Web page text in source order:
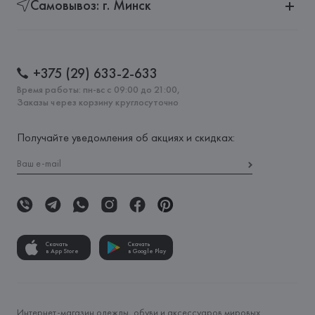
Самовывоз: г. Минск
+375 (29) 633-2-633
Время работы: пн-вс с 09:00 до 21:00,
Заказы через корзину круглосуточно
Получайте уведомления об акциях и скидках:
Скачать
в App Store
Скачать
в Google Play
Интернет-магазин одежды, обуви и аксессуаров мировых